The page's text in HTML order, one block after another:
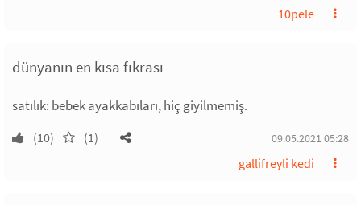
10pele
dünyanın en kısa fıkrası
satılık: bebek ayakkabıları, hiç giyilmemiş.
(10) (1) 09.05.2021 05:28
gallifreyli kedi